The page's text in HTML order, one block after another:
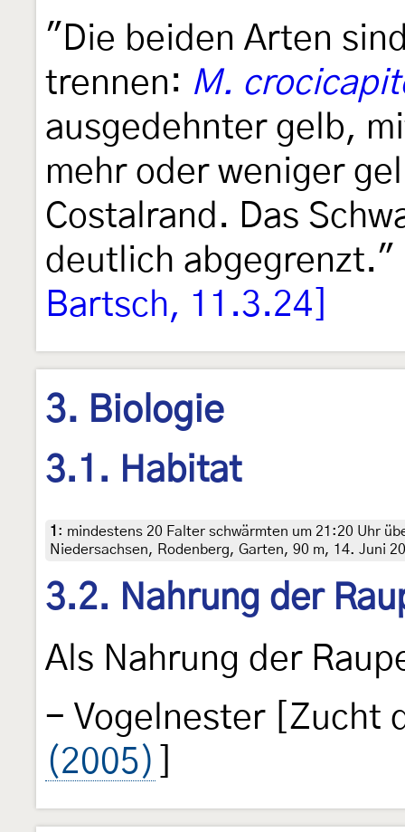
"Die beiden Arten
trennen: M.
ausgedehnter gelb,
mehr oder weniger
Costalrand. Das
deutlich abgegrenzt."
Bartsch, 11.3.24]
3. Biologie
3.1. Habitat
1 : mindestens 20 Falter schwärmten um 21:20 Uhr
Niedersachsen, Rodenberg, Garten, 90 m, 14. Juni
3.2. Nahrung der
Als Nahrung der
- Vogelnester [Zucht
(2005)